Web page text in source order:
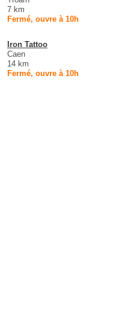
7 km
Fermé, ouvre à 10h
Iron Tattoo
Caen
14 km
Fermé, ouvre à 10h